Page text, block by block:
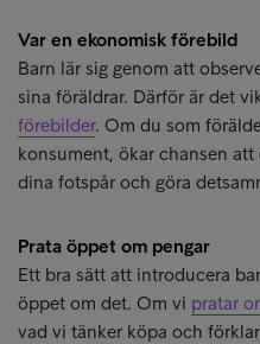
Var en ekonomisk förebild
Barn lär sig genom att
sina föräldrar. Därför är det
förebilder. Om du som
konsument, ökar chansen
dina fotspår och göra
Prata öppet om pengar
Ett bra sätt att introducera
öppet om det. Om vi pratar
vad vi tänker köpa och